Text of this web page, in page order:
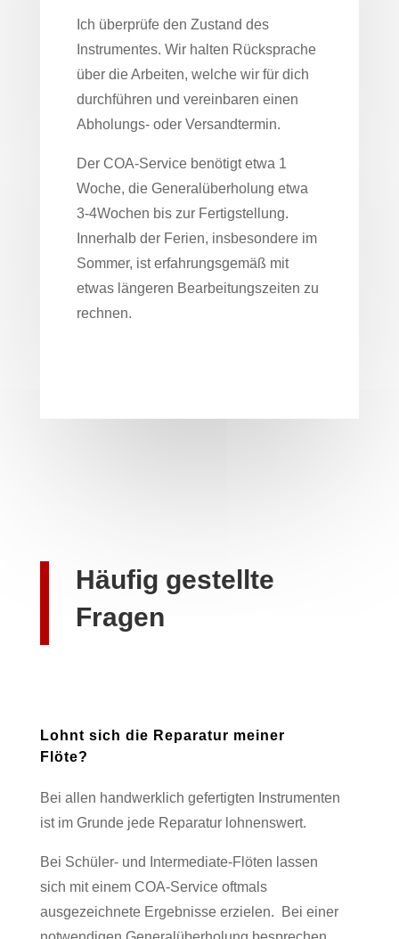
Ich überprüfe den Zustand des
Instrumentes. Wir halten Rücksprache
über die Arbeiten, welche wir für dich
durchführen und vereinbaren einen
Abholungs- oder Versandtermin.
Der COA-Service benötigt etwa 1
Woche, die Generalüberholung etwa
3-4Wochen bis zur Fertigstellung.
Innerhalb der Ferien, insbesondere im
Sommer, ist erfahrungsgemäß mit
etwas längeren Bearbeitungszeiten zu
rechnen.
Häufig gestellte
Fragen
Lohnt sich die Reparatur meiner
Flöte?
Bei allen handwerklich gefertigten Instrumenten
ist im Grunde jede Reparatur lohnenswert.
Bei Schüler- und Intermediate-Flöten lassen
sich mit einem COA-Service oftmals
ausgezeichnete Ergebnisse erzielen.
Bei einer